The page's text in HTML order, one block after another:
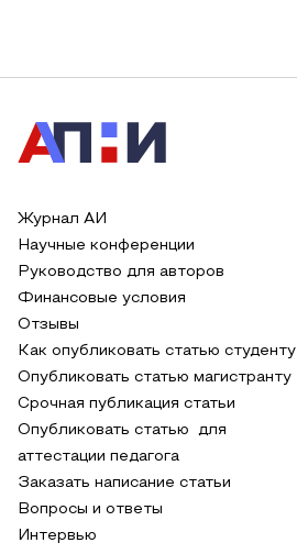
Журнал АИ
Научные конференции
Руководство для авторов
Финансовые условия
Отзывы
Как опубликовать статью студенту
Опубликовать статью магистранту
Срочная публикация статьи
Опубликовать статью для
аттестации педагога
Заказать написание статьи
Вопросы и ответы
Интервью